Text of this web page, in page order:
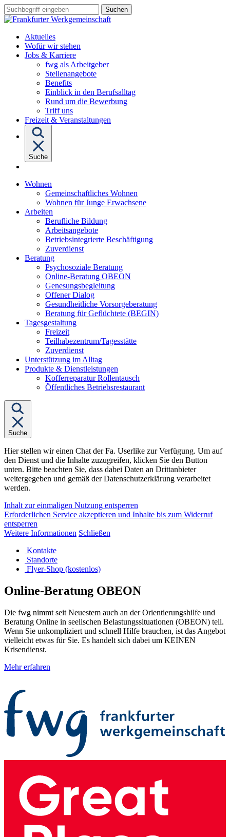
Sprungziel:
Zum
Sprungziel:
Zur
Sprungziel:
Zum
Suchbegriff
eingeben
Aktuelles
Wofür wir stehen
Jobs & KarriereUntermenü
von
"Jobs
&
fwg als Arbeitgeber
Stellenangebote
Benefits
Einblick in den Berufsalltag
Rund um die Bewerbung
Triff uns
Freizeit & Veranstaltungen
Suche
Wohnen
von
"Wohnen"
Gemeinschaftliches Wohnen
Wohnen für Junge Erwachsene
Arbeiten
von
"Arbeiten"
Berufliche Bildung
Arbeitsangebote
Betriebsintegrierte Beschäftigung
Zuverdienst
BeratungUntermenü
von
"Beratung"
Psychosoziale Beratung
Online-Beratung OBEON
Genesungsbegleitung
Offener Dialog
Gesundheitliche Vorsorgeberatung
Beratung für Geflüchtete (BEGIN)
TagesgestaltungUntermenü
"Tagesgestaltung"
Freizeit
Teilhabezentrum/Tagesstätte
Zuverdienst
Unterstützung im Alltag
Produkte & Dienstleistungen
von
"Produkte
&
Kofferreparatur Rollentausch
Öffentliches Betriebsrestaurant
Suche
Hier stellen wir einen Chat der Fa. Userlike zur Verfügung. Um auf
den Dienst und die Inhalte zuzugreifen, klicken Sie den Button
unten. Bitte beachten Sie, dass dabei Daten an Drittanbieter
weitergegeben und gemäß der Datenschutzerklärung verarbeitet
werden.
Inhalt zur einmaligen Nutzung entsperren
Erforderlichen Service akzeptieren und Inhalte bis zum Widerruf
entsperren
Weitere Informationen Schließen
Kontakte
Standorte
Flyer-Shop (kostenlos)
Online-Beratung OBEON
Die fwg nimmt seit Neuestem auch an der Orientierungshilfe und
Beratung Online in seelischen Belastungssituationen (OBEON) teil.
Wenn Sie unkompliziert und schnell Hilfe brauchen, ist das Angebot
vielleicht etwas für Sie. Es handelt sich dabei um KEINEN
Krisendienst.
Mehr erfahren